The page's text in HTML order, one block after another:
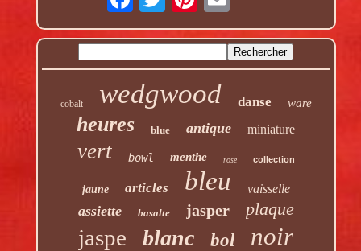
cobalt wedgwood danse ware
heures blue antique miniature
vert bowl menthe rose collection
jaune articles bleu vaisselle
assiette basalte jasper plaque
jaspe blanc bol noir